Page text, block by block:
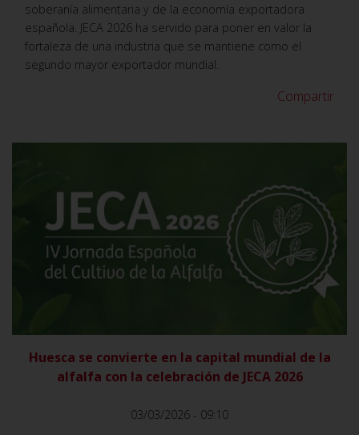
soberanía alimentaria y de la economía exportadora
española. JECA 2026 ha servido para poner en valor la
fortaleza de una industria que se mantiene como el
segundo mayor exportador mundial.
Compartir
VER
Huesca se convierte en la capital mundial de la
alfalfa con la celebración de JECA 2026
03/03/2026 - 09:10